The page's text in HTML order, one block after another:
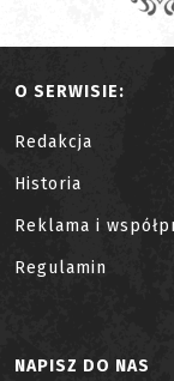
O SERWISIE:
Redakcja
Historia
Reklama i
Regulamin
NAPISZ DO NAS